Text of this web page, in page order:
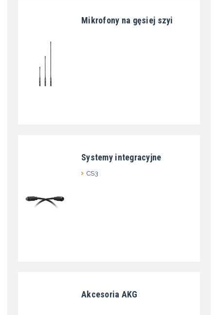
Mikrofony na gęsiej szyi
Systemy integracyjne
CS3
Akcesoria AKG